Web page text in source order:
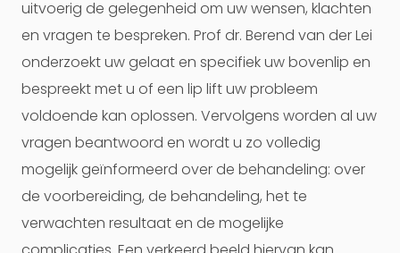
uitvoerig de gelegenheid om uw wensen, klachten
en vragen te bespreken. Prof dr. Berend van der Lei
onderzoekt uw gelaat en specifiek uw bovenlip en
bespreekt met u of een lip lift uw probleem
voldoende kan oplossen. Vervolgens worden al uw
vragen beantwoord en wordt u zo volledig
mogelijk geïnformeerd over de behandeling: over
de voorbereiding, de behandeling, het te
verwachten resultaat en de mogelijke